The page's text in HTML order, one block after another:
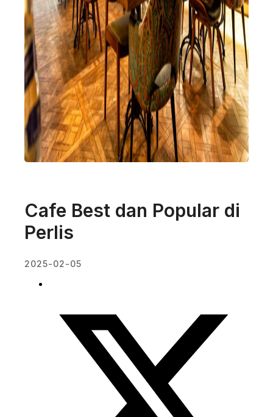
Cafe Best dan Popular di
Perlis
2025-02-05